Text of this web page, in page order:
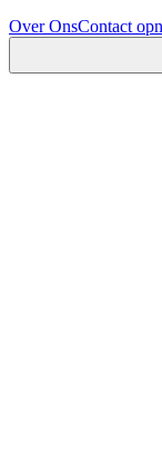
Over OnsContact